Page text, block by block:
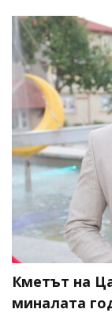
Кметът на
миналата